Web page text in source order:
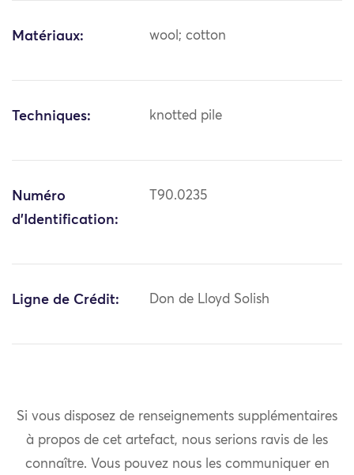
Matériaux: wool; cotton
Techniques: knotted pile
Numéro
d'Identification:
T90.0235
Ligne de Crédit: Don de Lloyd Solish
Si vous disposez de renseignements supplémentaires
à propos de cet artefact, nous serions ravis de les
connaître. Vous pouvez nous les communiquer en